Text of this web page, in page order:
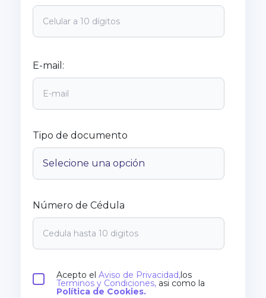
E-mail:
Tipo de documento
Número de Cédula
Acepto el Aviso de Privacidad, los
Terminos y Condiciones, asi como la
Política de Cookies.